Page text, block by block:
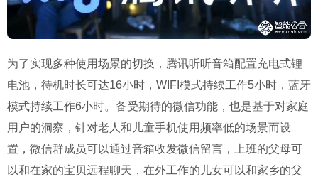
为了实现多种使用场景的切换，腾讯听听音箱配置充电式锂
电池，待机时长可达16小时，WIFI模式持续工作5小时，蓝牙
模式持续工作6小时。备受期待的微信功能，也是基于对家庭
用户的洞察，针对老人和儿童手机使用频率低的场景而设
置，微信群成员可以通过音箱收发微信留言，上班的父母可
以和在家的宝贝远程聊天，在外工作的儿女可以和家乡的父